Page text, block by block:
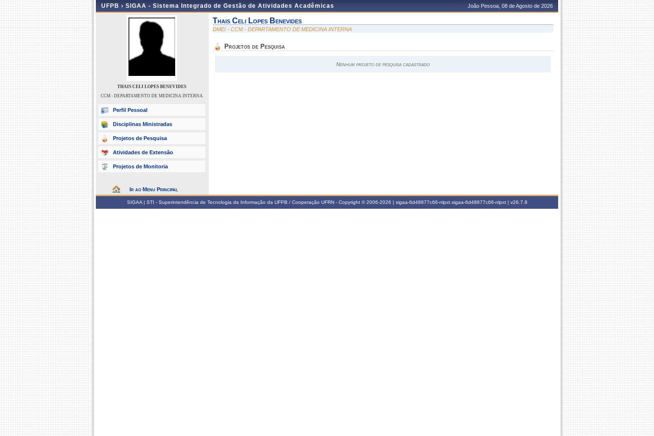
UFPB › SIGAA - Sistema Integrado de Gestão de Atividades Acadêmicas João Pessoa, 08 de Agosto de 2026
THAIS CELI LOPES BENEVIDES
CCM - DEPARTAMENTO DE MEDICINA INTERNA
Perfil Pessoal
Disciplinas Ministradas
Projetos de Pesquisa
Atividades de Extensão
Projetos de Monitoria
Ir ao Menu Principal
Thais Celi Lopes Benevides
DMEI - CCM - DEPARTAMENTO DE MEDICINA INTERNA
Projetos de Pesquisa
Nenhum projeto de pesquisa cadastrado
SIGAA | STI - Superintendência de Tecnologia da Informação da UFPB / Cooperação UFRN - Copyright © 2006-2026 | sigaa-6d48877c66-nlpxt.sigaa-6d48877c66-nlpxt | v26.7.8